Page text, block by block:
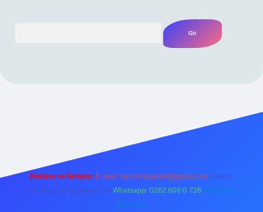
Reklam ve İletişim: E-mail: backlinkpaneli@gmail.com Teams:
forumhizmeti@gmail.com Whatsapp: 0262 606 0 726 Telegram:
@karabul